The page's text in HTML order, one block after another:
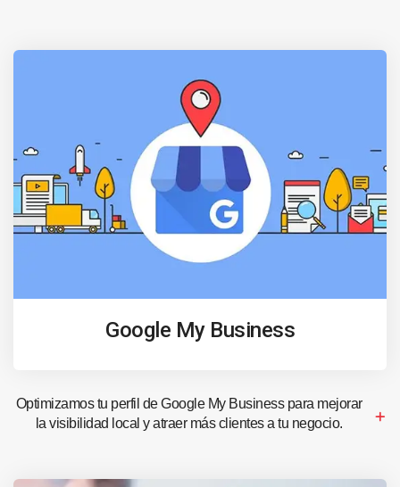
Google My Business
Optimizamos tu perfil de Google My Business para mejorar
la visibilidad local y atraer más clientes a tu negocio.